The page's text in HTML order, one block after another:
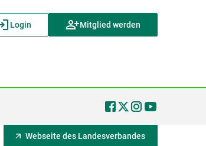
Login Mitglied werden
Webseite des Landesverbandes